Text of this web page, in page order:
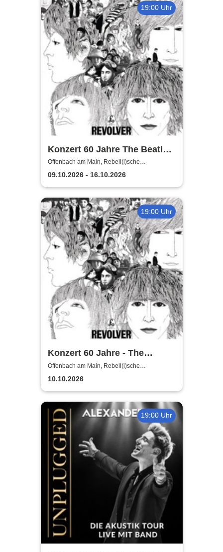
19:00 Uhr
Konzert 60 Jahre The Beatles
Revolver | Mitsing-Konzert
mit allen Songs des Albums
Offenbach am Main, Rebell(i)sche
Studiobühne & Galerie
09.10.2026 - 16.10.2026
19:00 Uhr
Konzert 60 Jahre - The
Beatles | Revolver 2 | Mitsing-
Konzert mit allen Songs des
Albums
Offenbach am Main, Rebell(i)sche
Studiobühne & Galerie
10.10.2026
19:00 Uhr